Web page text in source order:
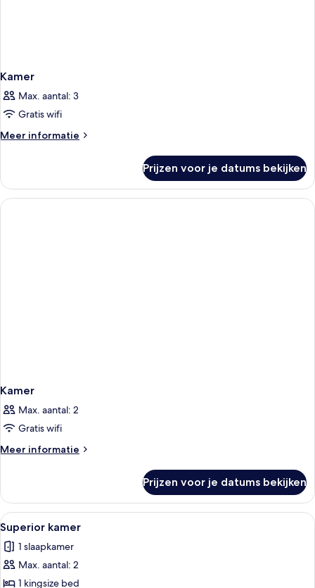
Kamer
Max. aantal: 3
Gratis wifi
Meer informatie
Meer
Prijzen voor je datums bekijken
Kamer
Max. aantal: 2
Gratis wifi
Meer informatie
Meer
Prijzen voor je datums bekijken
Alle
foto's
voor
Superior
kamer
Een hotelkamer met een groot bed,
5
Superior kamer
1 slaapkamer
Max. aantal: 2
1 kingsize bed